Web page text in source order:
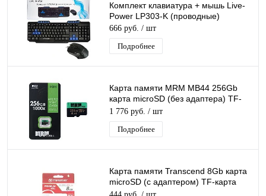
Комплект клавиатура + мышь Live-
Power LP303-K (проводные)
666 руб. / шт
Подробнее
Карта памяти MRM MB44 256Gb
карта microSD (без адаптера) TF-
карта Class 10
1 776 руб. / шт
Подробнее
Карта памяти Transcend 8Gb карта
microSD (с адаптером) TF-карта
Class 10